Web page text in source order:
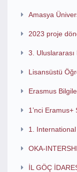
Amasya
2023 proje
3. Uluslararası
Lisansüstü
Erasmus
1’nci Eramus+
1. International
OKA-
İL GÖÇ